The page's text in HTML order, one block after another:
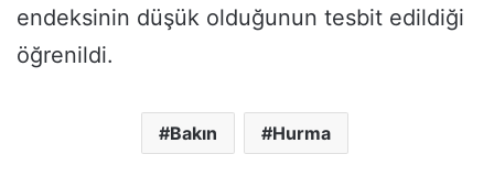
endeksinin düşük olduğunun tesbit edildiği
öğrenildi.
Bakın Hurma